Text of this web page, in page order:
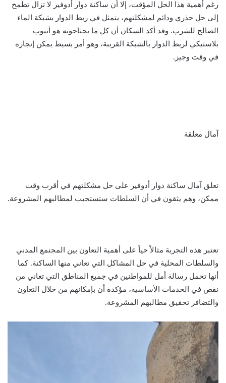
رغم أهمية هذا الحل المؤقت، إلا أن ساكنة دوار أدوفير لا تزال تطمح
إلى حل جذري ودائم لمشكلتهم، يتمثل في ربط الدوار بشبكة الماء
الصالح للشرب. وقد أكد السكان أن كل ما يحتاجونه هو أنبوب
بلاستيكي لربط الدوار بالشبكة القريبة، وهو أمر بسيط يمكن إنجازه
في وقت وجيز.
آمال معلقة
تعلق آمال ساكنة دوار أدوفير على حل مشكلتهم في أقرب وقت
ممكن، وهم يثقون في أن السلطات ستستجيب لمطالبهم المشروعة.
تعتبر هذه التجربة مثالاً حياً على أهمية التعاون بين المجتمع المدني
والسلطات المحلية في حل المشاكل التي تعاني منها الساكنة. كما
أنها تحمل رسالة أمل للمواطنين في جميع المناطق التي تعاني من
نقص في الخدمات الأساسية، مؤكدة أن بإمكانهم من خلال التعاون
والتضافر تحقيق مطالبهم المشروعة.